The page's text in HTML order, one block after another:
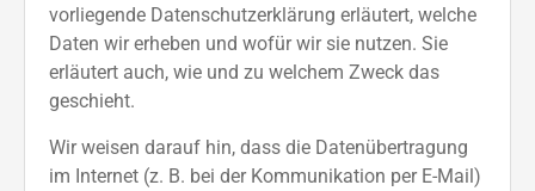
vorliegende Datenschutzerklärung erläutert, welche
Daten wir erheben und wofür wir sie nutzen. Sie
erläutert auch, wie und zu welchem Zweck das
geschieht.
Wir weisen darauf hin, dass die Datenübertragung
im Internet (z. B. bei der Kommunikation per E-Mail)